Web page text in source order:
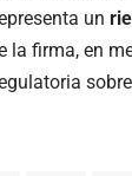
un
la firma, en